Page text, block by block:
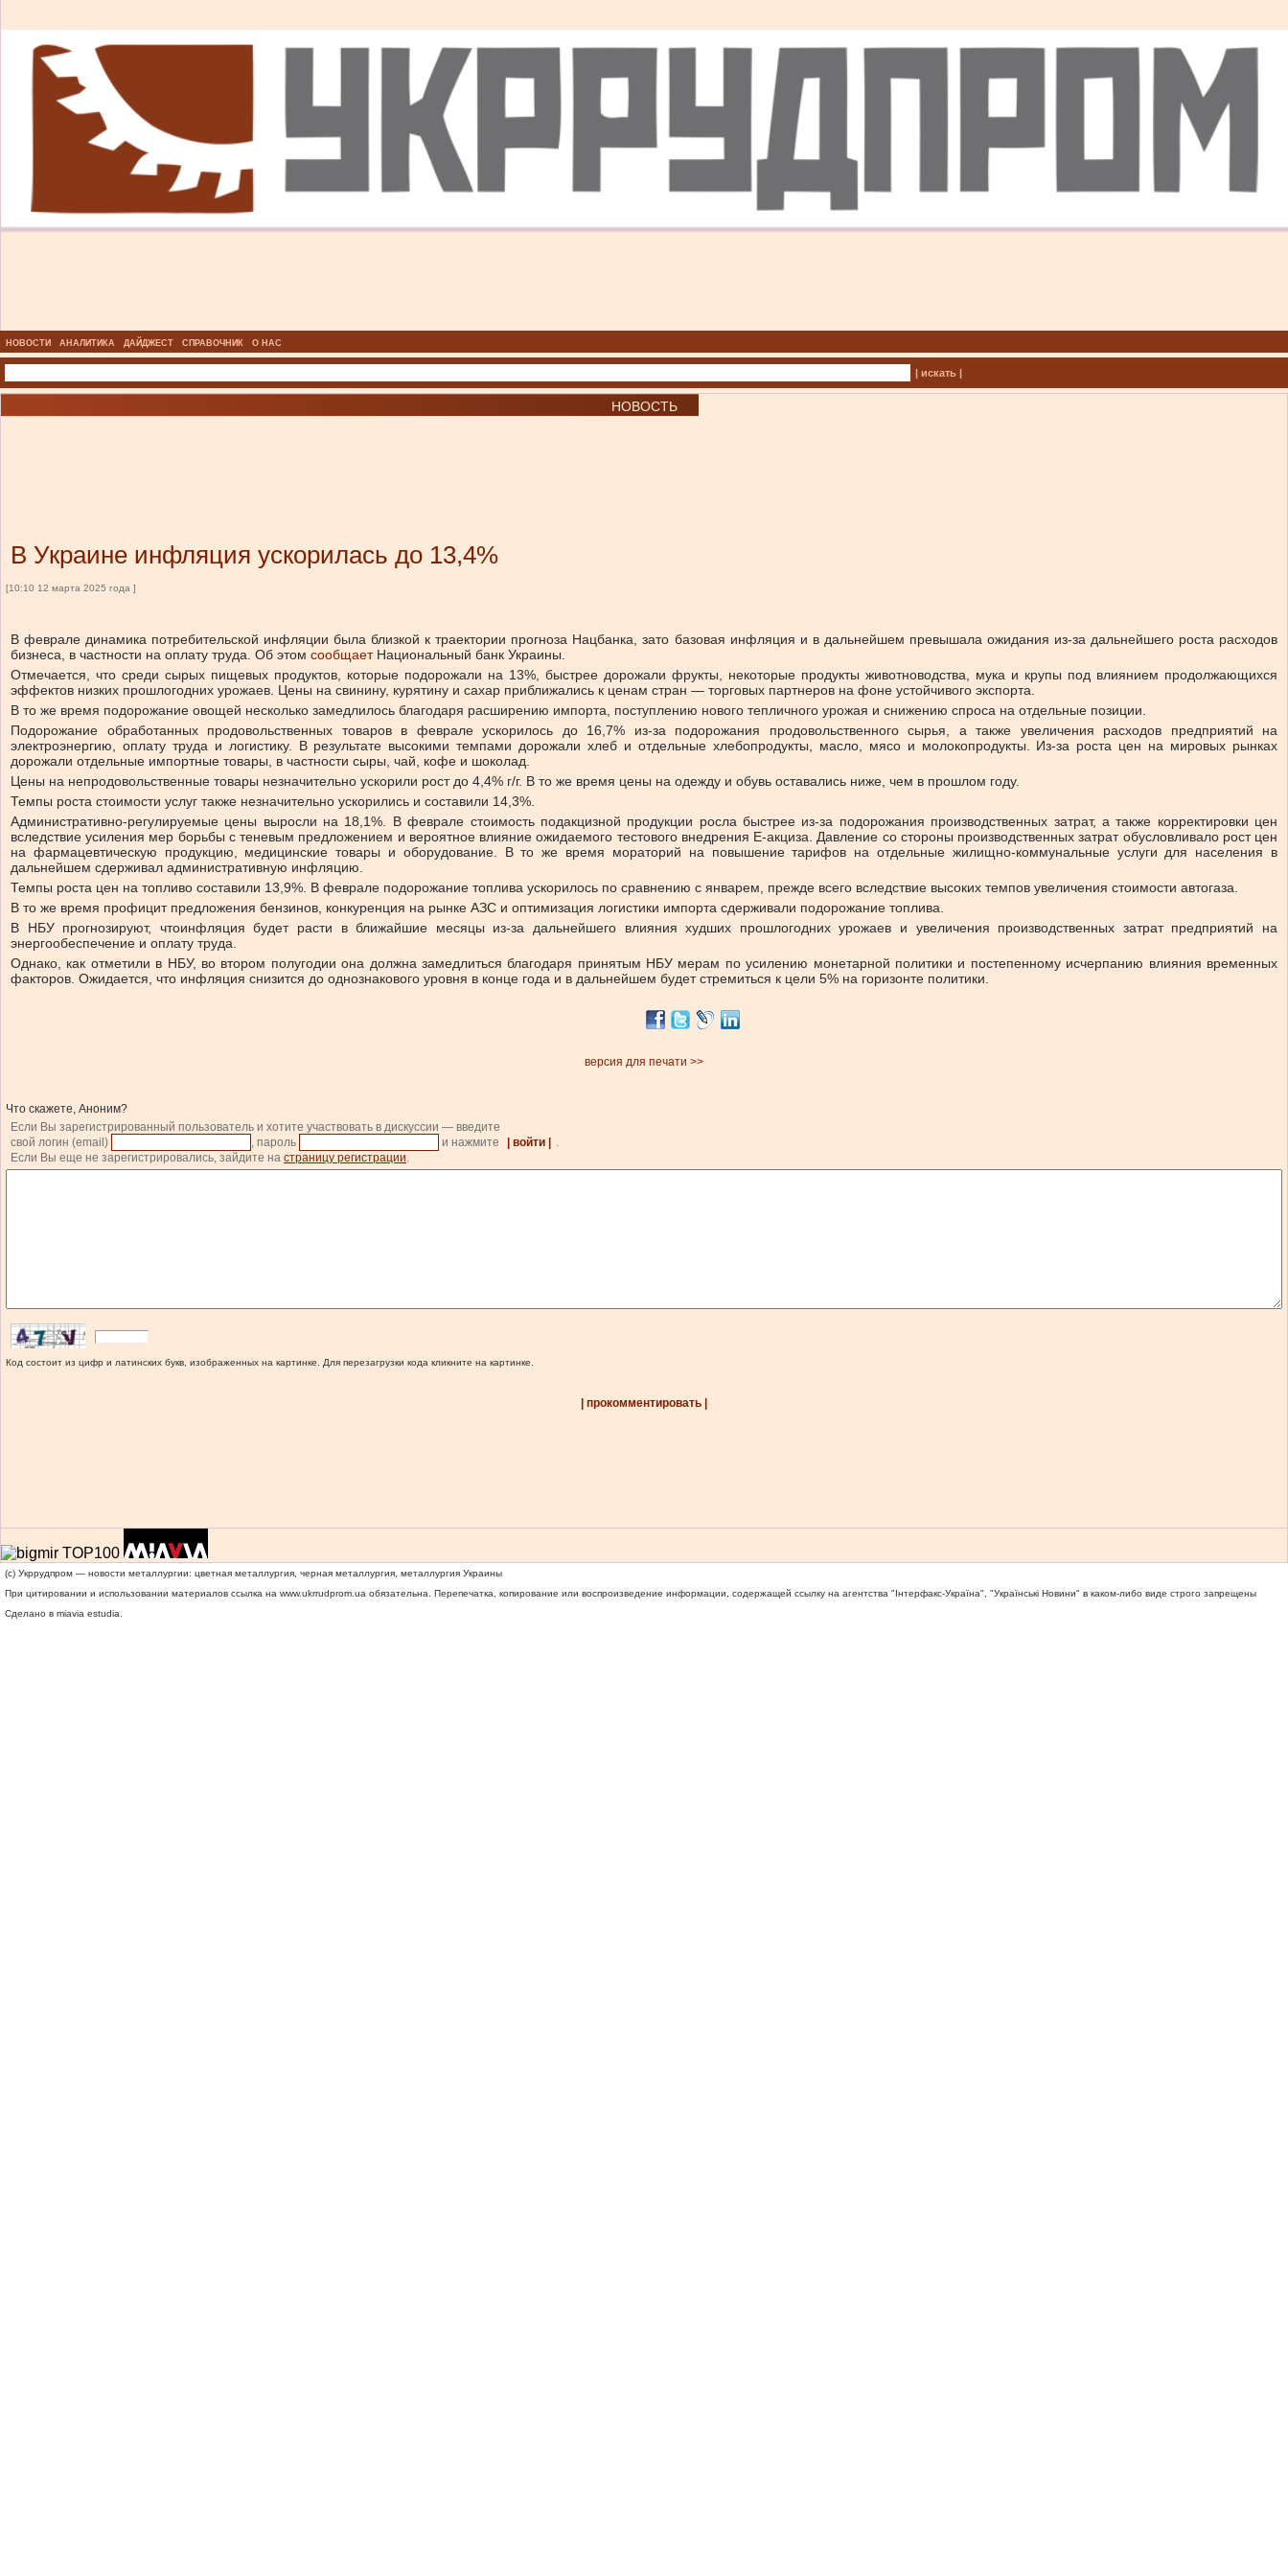
НОВОСТИ АНАЛИТИКА ДАЙДЖЕСТ СПРАВОЧНИК О НАС
| искать |
НОВОСТЬ
В Украине инфляция ускорилась до 13,4%
[10:10 12 марта 2025 года ]
В феврале динамика потребительской инфляции была близкой к траектории прогноза Нацбанка, зато базовая инфляция и в дальнейшем превышала ожидания из-за дальнейшего роста расходов
бизнеса, в частности на оплату труда. Об этом сообщаетНациональный банк Украины.
Отмечается, что среди сырых пищевых продуктов, которые подорожали на 13%,
быстрее дорожали фрукты, некоторые продукты животноводства, мука и крупы под влиянием продолжающихся
эффектов низких прошлогодних урожаев. Цены на свинину, курятину и сахар приближались к ценам стран — торговых партнеров на фоне устойчивого экспорта.
В то же время подорожание овощей несколько замедлилось благодаря расширению импорта, поступлению нового тепличного урожая и снижению спроса на отдельные позиции.
Подорожание обработанных продовольственных товаров в феврале ускорилось до 16,7% из-за
подорожания продовольственного сырья, а также увеличения расходов предприятий на
электроэнергию, оплату труда и логистику.
В результате высокими темпами дорожали хлеб и отдельные хлебопродукты, масло, мясо и молокопродукты. Из-за роста цен на мировых рынках
дорожали отдельные импортные товары, в частности сыры, чай, кофе и шоколад.
Цены на непродовольственные товары незначительно ускорили рост до 4,4% г/г. В то же время цены на одежду и обувь оставались ниже, чем в прошлом году.
Темпы роста стоимости услуг также незначительно ускорились и составили 14,3%.
Административно-регулируемые цены выросли на 18,1%.
В феврале стоимость подакцизной продукции росла быстрее из-за подорожания производственных затрат, а также корректировки цен
вследствие усиления мер борьбы с теневым предложением и вероятное влияние ожидаемого тестового внедрения Е-акциза. Давление со стороны производственных затрат обусловливало рост цен
на фармацевтическую продукцию, медицинские товары и оборудование. В то же время мораторий на повышение тарифов на отдельные жилищно-коммунальные услуги для населения в
дальнейшем сдерживал административную инфляцию.
Темпы роста цен на топливо составили 13,9%. В феврале подорожание топлива ускорилось по сравнению с январем, прежде всего вследствие высоких темпов увеличения стоимости автогаза.
В то же время профицит предложения бензинов, конкуренция на рынке АЗС и оптимизация логистики импорта сдерживали подорожание топлива.
В НБУ прогнозируют, чтоинфляция будет расти в ближайшие месяцы из-за дальнейшего влияния худших прошлогодних урожаев и увеличения производственных затрат предприятий на
энергообеспечение и оплату труда.
Однако, как отметили в НБУ, во втором полугодии она должна замедлиться благодаря принятым НБУ мерам по усилению монетарной политики и постепенному исчерпанию влияния временных
факторов. Ожидается, что инфляция снизится до однознакового уровня в конце года и в дальнейшем будет стремиться к цели 5% на горизонте политики.
версия для печати >>
Что скажете, Аноним?
Если Вы зарегистрированный пользователь и хотите участвовать в дискуссии — введите
свой логин (email)
, пароль и нажмите | войти |
.
Если Вы еще не зарегистрировались, зайдите на страницу регистрации.
Код состоит из цифр и латинских букв, изображенных на картинке. Для перезагрузки кода кликните на картинке.
| прокомментировать |
(c) Укррудпром — новости металлургии: цветная металлургия, черная металлургия, металлургия Украины
При цитировании и использовании материалов ссылка на www.ukrrudprom.ua обязательна. Перепечатка, копирование или воспроизведение информации, содержащей ссылку на агентства "Iнтерфакс-Україна", "Українськi Новини" в каком-либо виде строго запрещены
Сделано в miavia estudia.